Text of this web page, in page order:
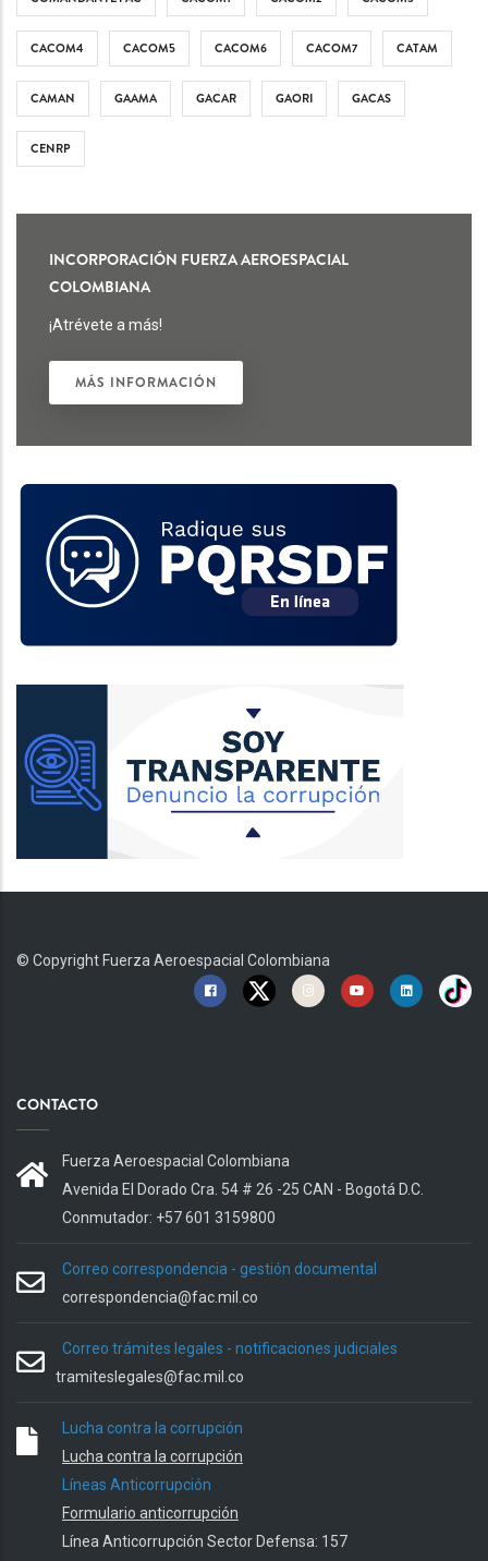
CACOM4 CACOM5 CACOM6 CACOM7 CATAM
CAMAN GAAMA GACAR GAORI GACAS
CENRP
INCORPORACIÓN FUERZA AEROESPACIAL
COLOMBIANA
¡Atrévete a más!
MÁS INFORMACIÓN
© Copyright Fuerza Aeroespacial Colombiana
CONTACTO
Fuerza Aeroespacial Colombiana
Avenida El Dorado Cra. 54 # 26 -25 CAN - Bogotá D.C.
Conmutador: +57 601 3159800
Correo correspondencia - gestión documental
correspondencia@fac.mil.co
Correo trámites legales - notificaciones judiciales
tramiteslegales@fac.mil.co
Lucha contra la corrupción
Lucha contra la corrupción
Líneas Anticorrupción
Formulario anticorrupción
Línea Anticorrupción Sector Defensa: 157